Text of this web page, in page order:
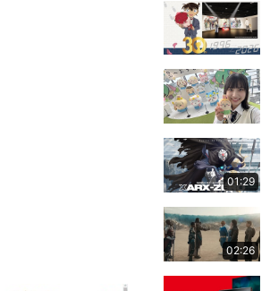
01:29
02:26